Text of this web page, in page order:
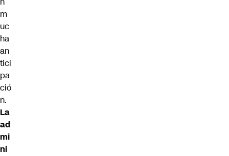
m
uc
ha
an
tici
pa
ció
n.
La
ad
mi
ni